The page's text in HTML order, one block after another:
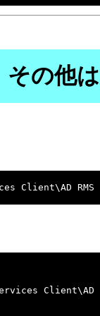
その他